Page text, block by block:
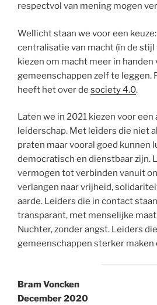
respectvol van mening mogen
Wellicht staan we voor een
centralisatie van macht (in de stijl
kiezen om macht meer in handen
gemeenschappen zelf te leggen.
heeft het over de society 4.0.
Laten we in 2021 kiezen voor
leiderschap. Met leiders die niet
praten maar vooral goed kunnen
democratisch en dienstbaar zijn.
vermogen tot verbinden vanuit
verlangen naar vrijheid,
aarde. Leiders die in contact
transparant, met menselijke
Nuchter, zonder angst. Leiders
gemeenschappen sterker maken
Bram Voncken
December 2020